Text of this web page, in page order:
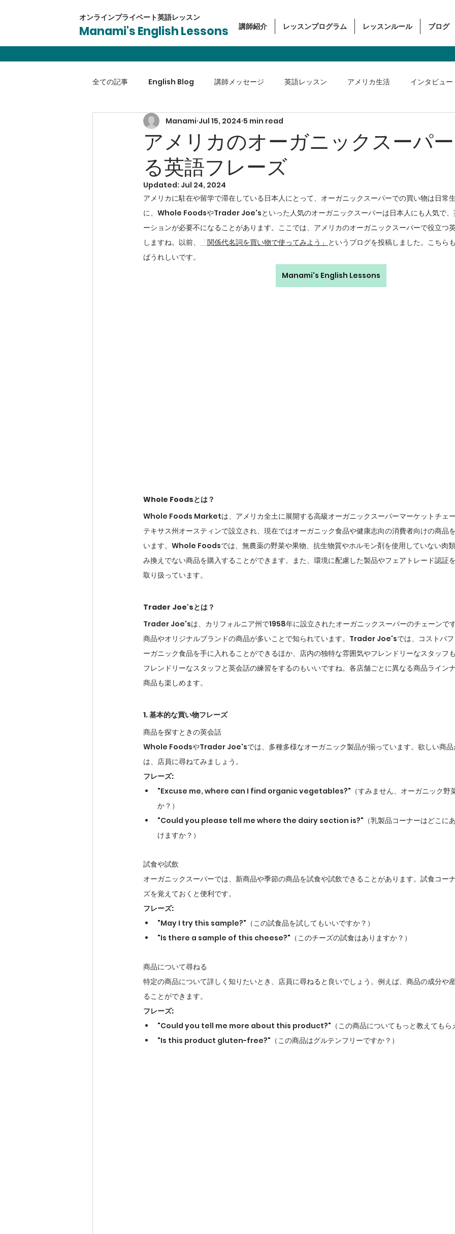
オンラインプライベート​英語レッスン
Manami's English Lessons 講師紹介 レッスンプログラム レッスンルール ブログ
全ての記事 English Blog 講師メッセージ 英語レッスン アメリカ生活 インタビュー
受験対策 ビジネス英語
アメリカのオーガニックスーパー
る英語フレーズ
Manami Jul 15, 2024 5 min read
Updated: Jul 24, 2024
アメリカに駐在や留学で滞在している日本人にとって、オーガニックスーパーでの買い物は日常
に、Whole FoodsやTrader Joe'sといった人気のオーガニックスーパーは日本人にも人気で、
ーションが必要不になることがあります。ここでは、アメリカのオーガニックスーパーで役立つ
しますね。以前、
「関係代名詞を買い物で使ってみよう」 というブログを投稿しました。こちら
ばうれしいです。
Manami's English Lessons
Whole Foodsとは？
Whole Foods Marketは、アメリカ全土に展開する高級オーガニックスーパーマーケットチェ
テキサス州オースティンで設立され、現在ではオーガニック食品や健康志向の消費者向けの商品
います。Whole Foodsでは、無農薬の野菜や果物、抗生物質やホルモン剤を使用していない肉
み換えでない商品を購入することができます。また、環境に配慮した製品やフェアトレード認証
取り扱っています。
Trader Joe'sとは？
Trader Joe'sは、カリフォルニア州で1958年に設立されたオーガニックスーパーのチェーンで
商品やオリジナルブランドの商品が多いことで知られています。Trader Joe'sでは、コストパ
ーガニック食品を手に入れることができるほか、店内の独特な雰囲気やフレンドリーなスタッフ
フレンドリーなスタッフと英会話の練習をするのもいいですね。各店舗ごとに異なる商品ライン
商品も楽しめます。
1. 基本的な買い物フレーズ
商品を探すときの英会話
Whole FoodsやTrader Joe'sでは、多種多様なオーガニック製品が揃っています。欲しい商品
は、店員に尋ねてみましょう。
フレーズ:
"Excuse me, where can I find organic vegetables?"（すみません、オーガニック野菜
か？）
"Could you please tell me where the dairy section is?"（乳製品コーナーはどこにあ
けますか？）
試食や試飲
オーガニックスーパーでは、新商品や季節の商品を試食や試飲できることがあります。試食コー
ズを覚えておくと便利です。
フレーズ:
"May I try this sample?"（この試食品を試してもいいですか？）
"Is there a sample of this cheese?"（このチーズの試食はありますか？）
商品について尋ねる
特定の商品について詳しく知りたいとき、店員に尋ねると良いでしょう。例えば、商品の成分や
ることができます。
フレーズ:
"Could you tell me more about this product?"（この商品についてもっと教えてもらえ
"Is this product gluten-free?"（この商品はグルテンフリーですか？）